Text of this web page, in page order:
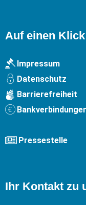
Auf einen Klick
Impressum
Datenschutz
Barrierefreiheit
Pressestelle
Ihr Kontakt zu